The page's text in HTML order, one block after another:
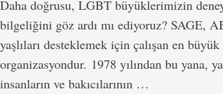
Daha doğrusu, LGBT büyüklerimizin
bilgeliğini göz ardı mı ediyoruz? SAGE,
yaşlıları desteklemek için çalışan en büyük
organizasyondur. 1978 yılından bu yana,
insanların ve bakıcılarının …